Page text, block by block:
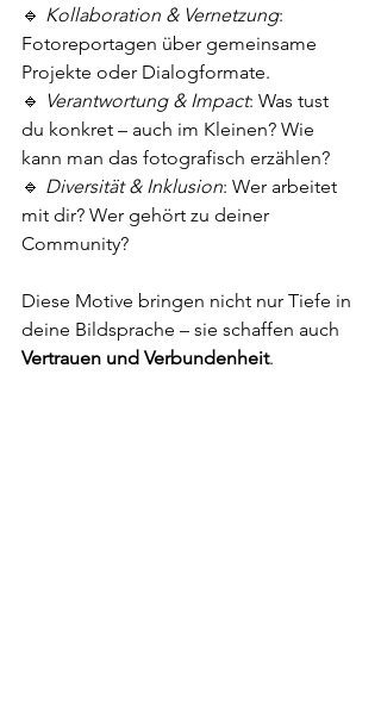
🔹 Kollaboration & Vernetzung:
Fotoreportagen über gemeinsame
Projekte oder Dialogformate.
🔹 Verantwortung & Impact: Was tust
du konkret – auch im Kleinen? Wie
kann man das fotografisch erzählen?
🔹 Diversität & Inklusion: Wer arbeitet
mit dir? Wer gehört zu deiner
Community?
Diese Motive bringen nicht nur Tiefe in
deine Bildsprache – sie schaffen auch
Vertrauen und Verbundenheit.